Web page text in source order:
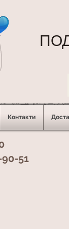
Контакти
51